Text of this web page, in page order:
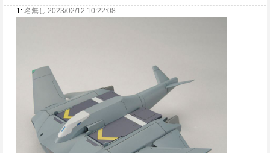
1: 名無し 2023/02/12 10:22:08